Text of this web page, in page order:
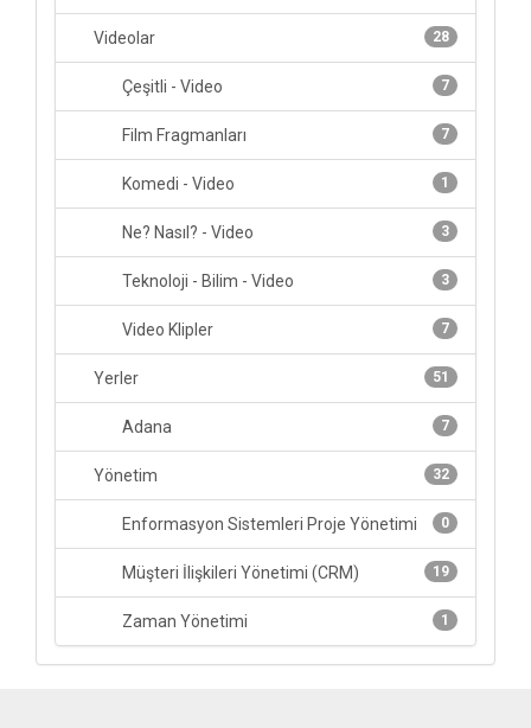
28
Videolar
7
Çeşitli - Video
7
Film Fragmanları
1
Komedi - Video
3
Ne? Nasıl? - Video
3
Teknoloji - Bilim - Video
7
Video Klipler
51
Yerler
7
Adana
32
Yönetim
0
Enformasyon Sistemleri Proje Yönetimi
19
Müşteri İlişkileri Yönetimi (CRM)
1
Zaman Yönetimi